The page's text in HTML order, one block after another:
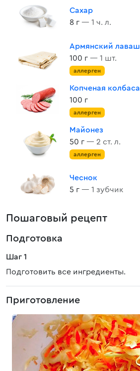
Сахар
8 г — 1 ч. л.
Армянский лаваш
100 г — 1 шт.
аллерген
Копченая колбаса
100 г
аллерген
Майонез
50 г — 2 ст. л.
аллерген
Чеснок
5 г — 1 зубчик
Пошаговый рецепт
Подготовка
Шаг 1
Подготовить все ингредиенты.
Приготовление